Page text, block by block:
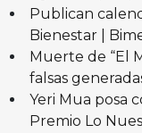
Publican
Bienestar |
Muerte de “El
falsas
Yeri Mua posa
Premio Lo